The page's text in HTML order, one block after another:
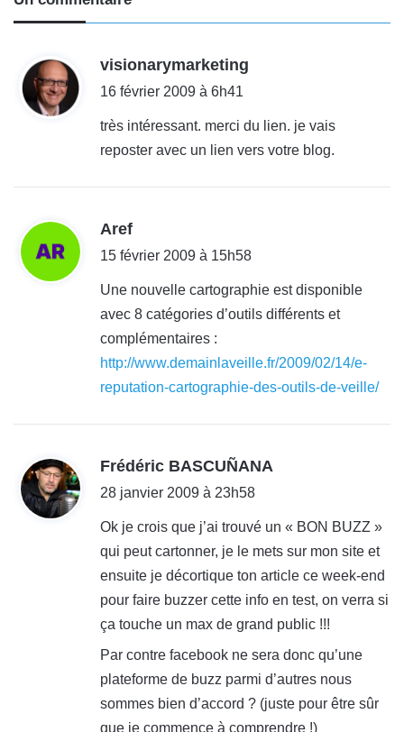
visionarymarketing
16 février 2009 à 6h41
très intéressant. merci du lien. je vais
reposter avec un lien vers votre blog.
Aref
i
15 février 2009 à 15h58
Une nouvelle cartographie est disponible
avec 8 catégories d’outils différents et
complémentaires :
http://www.demainlaveille.fr/2009/02/14/e-
reputation-cartographie-des-outils-de-veille/
Frédéric BASCUÑANA
28 janvier 2009 à 23h58
Ok je crois que j’ai trouvé un « BON BUZZ »
qui peut cartonner, je le mets sur mon site et
ensuite je décortique ton article ce week-end
pour faire buzzer cette info en test, on verra si
ça touche un max de grand public !!!
Par contre facebook ne sera donc qu’une
plateforme de buzz parmi d’autres nous
sommes bien d’accord ? (juste pour être sûr
que je commence à comprendre !)